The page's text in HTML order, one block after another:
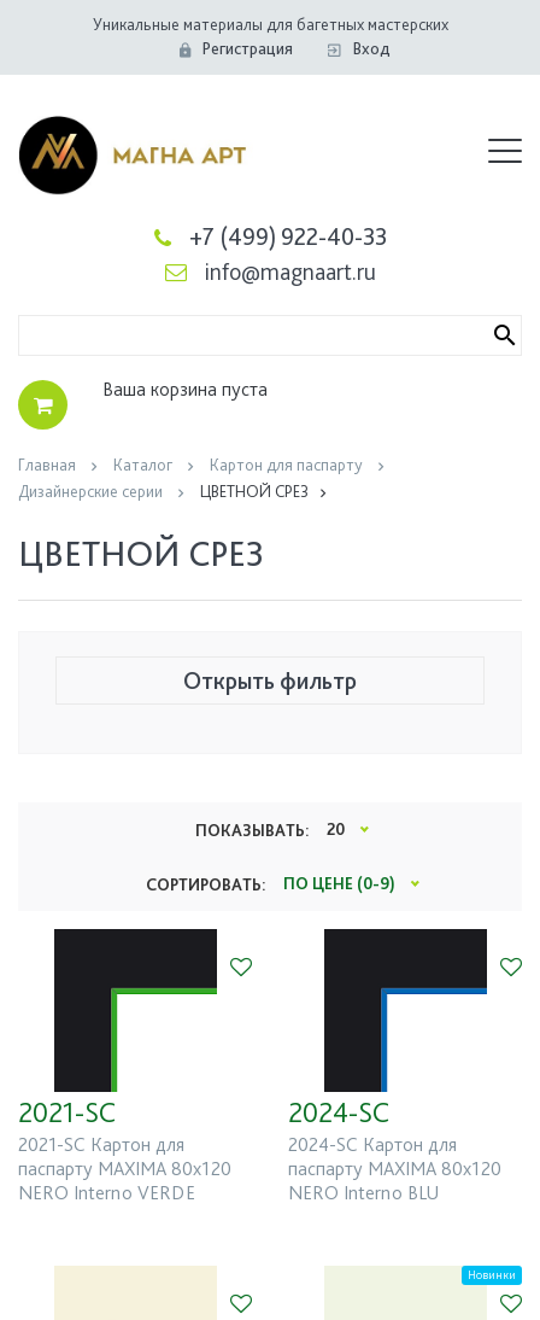
Уникальные материалы для багетных мастерских
Регистрация
Вход
+7 (499) 922-40-33
info@magnaart.ru
Ваша корзина пуста
Главная Каталог
Картон для паспарту
Дизайнерские серии
ЦВЕТНОЙ СРЕЗ
ЦВЕТНОЙ СРЕЗ
Открыть фильтр
Все
Базовый цвет
Страна производитель
ПОКАЗЫВАТЬ: 20
СОРТИРОВАТЬ: ПО ЦЕНЕ (0-9)
2021-SC
2021-SC Картон для
паспарту MAXIMA 80x120
NERO Interno VERDE
2024-SC
2024-SC Картон для
паспарту MAXIMA 80x120
NERO Interno BLU
Новинки